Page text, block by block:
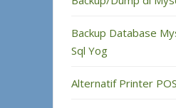
Backup Database
Sql Yog
Alternatif Printer POS